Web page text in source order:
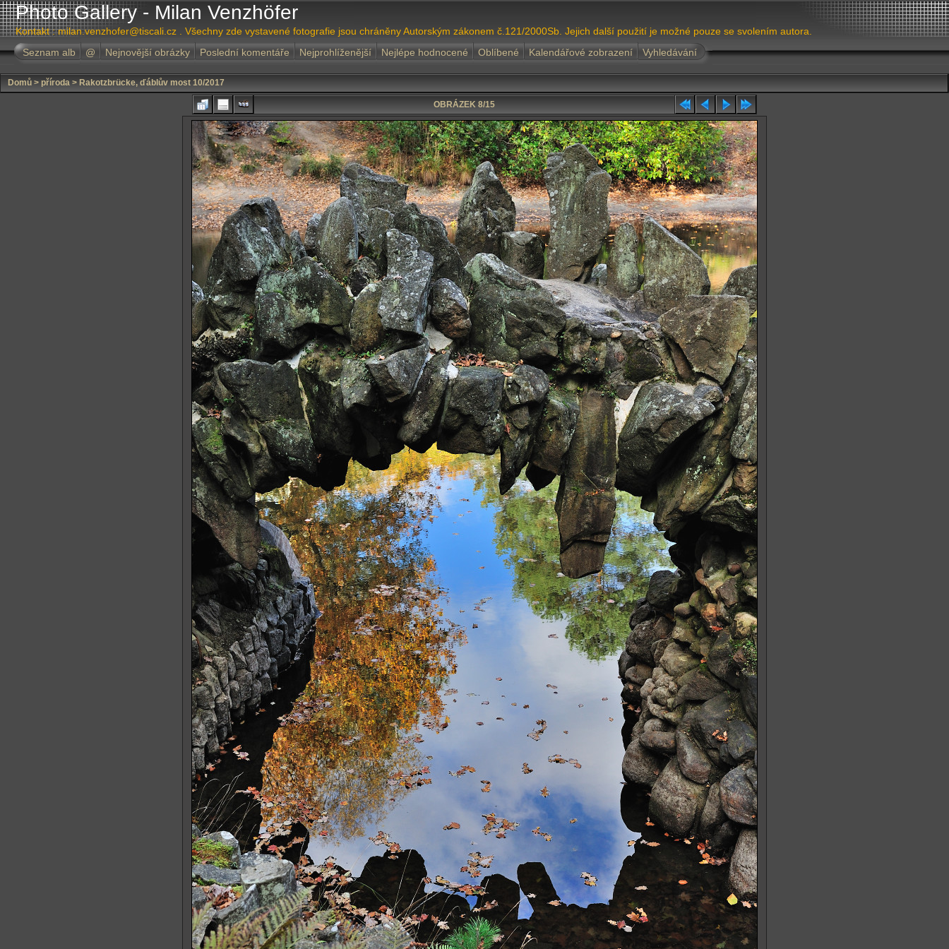
Photo Gallery - Milan Venzhöfer
Kontakt : milan.venzhofer@tiscali.cz . Všechny zde vystavené fotografie jsou chráněny Autorským zákonem č.121/2000Sb. Jejich další použití je možné pouze se svolením autora.
Seznam alb
@ Nejnovější obrázky Poslední komentáře Nejprohlíženější Nejlépe hodnocené Oblíbené Kalendářové zobrazení Vyhledávání
Domů > příroda > Rakotzbrücke, ďáblův most 10/2017
OBRÁZEK 8/15